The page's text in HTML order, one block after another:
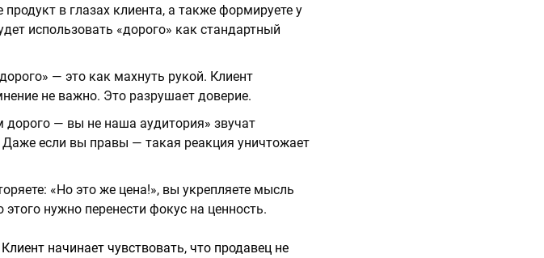
в глазах клиента, а также формируете у
использовать «дорого» как стандартный
— это как махнуть рукой. Клиент
не важно. Это разрушает доверие.
дорого — вы не наша аудитория» звучат
если вы правы — такая реакция уничтожает
«Но это же цена!», вы укрепляете мысль
нужно перенести фокус на ценность.
начинает чувствовать, что продавец не